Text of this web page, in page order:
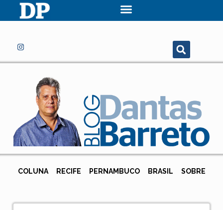
COLUNA RECIFE PERNAMBUCO BRASIL SOBRE